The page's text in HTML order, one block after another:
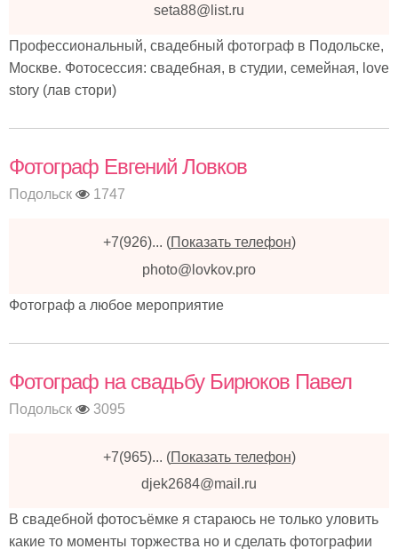
seta88@list.ru
Профессиональный, свадебный фотограф в Подольске,
Москве. Фотосессия: свадебная, в студии, семейная, love
story (лав стори)
Фотограф Евгений Ловков
Подольск 1747
+7(926)... (Показать телефон)
photo@lovkov.pro
Фотограф а любое мероприятие
Фотограф на свадьбу Бирюков Павел
Подольск 3095
+7(965)... (Показать телефон)
djek2684@mail.ru
В свадебной фотосъёмке я стараюсь не только уловить
какие то моменты торжества но и сделать фотографии